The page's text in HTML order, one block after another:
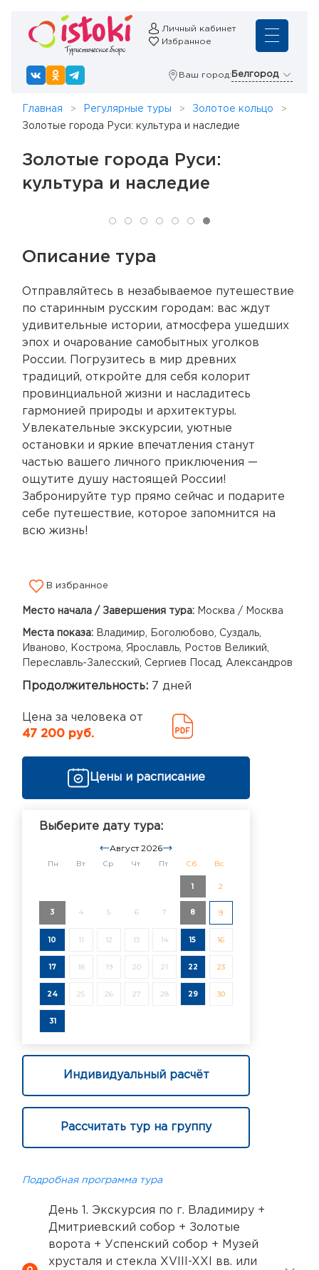
Личный кабинет
Избранное
Ваш город: Белгород
Главная Регулярные туры
Золотое кольцо
Золотые города Руси: культура и наследие
Золотые города Руси:
культура и наследие
Описание тура
Отправляйтесь в незабываемое путешествие
по старинным русским городам: вас ждут
удивительные истории, атмосфера ушедших
эпох и очарование самобытных уголков
России. Погрузитесь в мир древних
традиций, откройте для себя колорит
провинциальной жизни и насладитесь
гармонией природы и архитектуры.
Увлекательные экскурсии, уютные
остановки и яркие впечатления станут
частью вашего личного приключения —
ощутите душу настоящей России!
Забронируйте тур прямо сейчас и подарите
себе путешествие, которое запомнится на
всю жизнь!
В избранное
Место начала / Завершения тура: Москва / Москва
Места показа: Владимир, Боголюбово, Суздаль,
Иваново, Кострома, Ярославль, Ростов Великий,
Переславль-Залесский, Сергиев Посад, Александров
Продолжительность: 7 дней
Цена за человека от
47 200 руб.
Цены и расписание
Выберите дату тура:
Август 2026
Пн Вт Ср Чт Пт Сб Вс
1 2
3 4 5 6 7 8 9
10 11 12 13 14 15 16
17 18 19 20 21 22 23
24 25 26 27 28 29 30
31
Индивидуальный расчёт
Рассчитать тур на группу
Подробная программа тура
День 1. Экскурсия по г. Владимиру +
Дмитриевский собор + Золотые
ворота + Успенский собор + Музей
хрусталя и стекла XVIII-XXI вв. или